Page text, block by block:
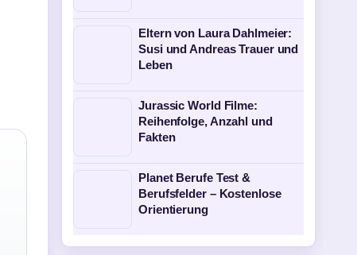
Eltern von Laura Dahlmeier:
Susi und Andreas Trauer und
Leben
Jurassic World Filme:
Reihenfolge, Anzahl und
Fakten
Planet Berufe Test &
Berufsfelder – Kostenlose
Orientierung